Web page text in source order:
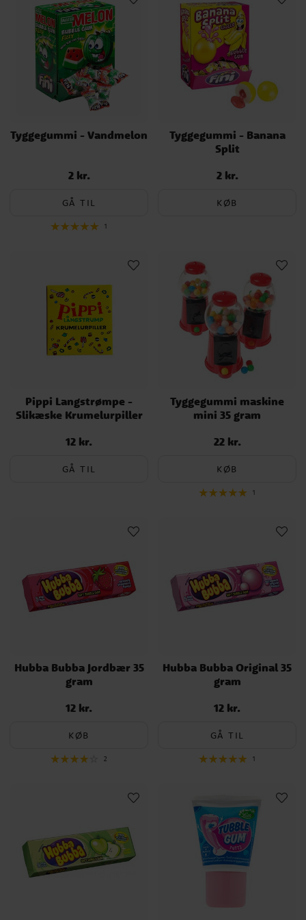
Tyggegummi - Vandmelon
Pris :2 kr.
2 kr.
GÅ TIL
1
Tyggegummi - Banana
Split
Pris :2 kr.
2 kr.
KØB
Pippi Langstrømpe -
Slikæske Krumelurpiller
Pris: 12 kr.
12 kr.
GÅ TIL
Tyggegummi maskine
mini 35 gram
Pris: 22 kr.
22 kr.
KØB
1
Hubba Bubba Jordbær 35
gram
Pris: 12 kr.
12 kr.
KØB
2
Hubba Bubba Original 35
gram
Pris: 12 kr.
12 kr.
GÅ TIL
1